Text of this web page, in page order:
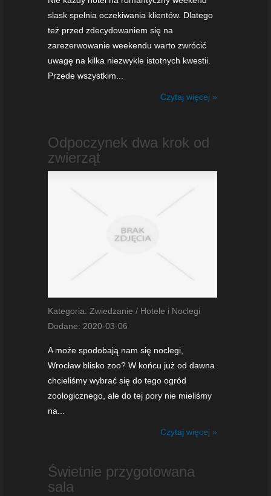
slask spełnia oczekiwania klientów. Dlatego
też przed zdecydowaniem się na
zarezerwowanie weekendu warto zwrócić
uwagę na kilka niezwykle istotnych kwestii.
Przede wszystkim...
Czytaj więcej »
Odpoczynek dwa krok od
zwierząt
Kategoria: Zwiedzanie / Hotele i Noclegi
Dodane: 2020-03-06
A może spodobają nam się noclegi,
Wrocław blisko zoo? W końcu już od dawna
chcieliśmy wybrać się do tego ogród
zoologicznego, ale do tej pory nie mieliśmy
na...
Czytaj więcej »
Świetnie przygotowana
sala